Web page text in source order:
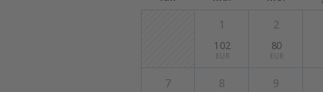
1
102
EUR
2
80
EUR
7 8 9